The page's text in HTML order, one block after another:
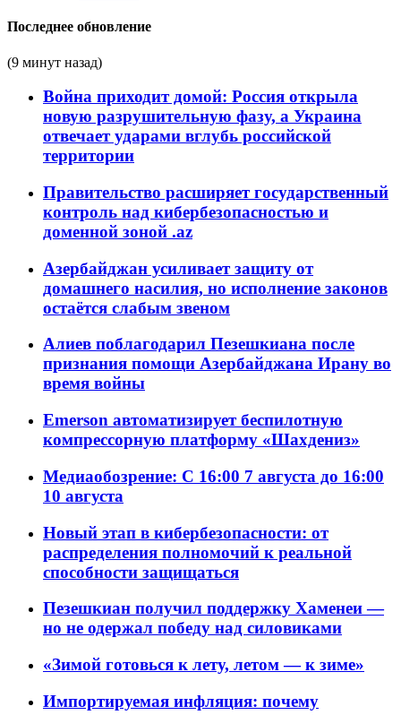
Последнее обновление
(9 минут назад)
Война приходит домой: Россия открыла
новую разрушительную фазу, а Украина
отвечает ударами вглубь российской
территории
Правительство расширяет государственный
контроль над кибербезопасностью и
доменной зоной .az
Азербайджан усиливает защиту от
домашнего насилия, но исполнение законов
остаётся слабым звеном
Алиев поблагодарил Пезешкиана после
признания помощи Азербайджана Ирану во
время войны
Emerson автоматизирует беспилотную
компрессорную платформу «Шахдениз»
Медиаобозрение: С 16:00 7 августа до 16:00
10 августа
Новый этап в кибербезопасности: от
распределения полномочий к реальной
способности защищаться
Пезешкиан получил поддержку Хаменеи —
но не одержал победу над силовиками
«Зимой готовься к лету, летом — к зиме»
Импортируемая инфляция: почему